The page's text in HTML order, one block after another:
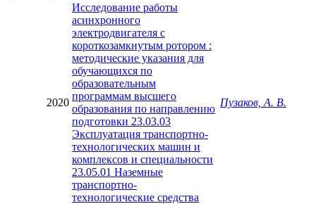
2020
Исследование работы
асинхронного
электродвигателя с
короткозамкнутым ротором :
методические указания для
обучающихся по
образовательным
программам высшего
образования по направлению
подготовки 23.03.03
Эксплуатация транспортно-
технологических машин и
комплексов и специальности
23.05.01 Наземные
транспортно-
технологические средства
Пузаков, А. В.